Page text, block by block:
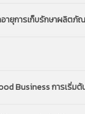
ายุการเก็บรักษาผลิต
Business การเริ่ม